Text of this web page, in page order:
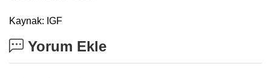
Kaynak: IGF
Yorum Ekle